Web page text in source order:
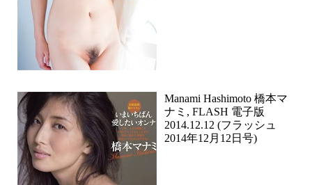
Manami Hashimoto 橋本マ
ナミ, FLASH 電子版
2014.12.12 (フラッシュ
2014年12月12日号)